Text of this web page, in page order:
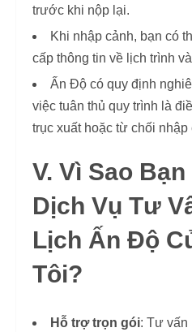
trước khi nộp lại.
Khi nhập cảnh, bạn có
cấp thông tin về lịch trình
Ấn Độ có quy định
việc tuân thủ quy trình là
trục xuất hoặc từ chối nhập
V. Vì Sao
Dịch Vụ Tư
Lịch Ấn Độ
Tôi?
Hỗ trợ trọn gói: Tư vấn